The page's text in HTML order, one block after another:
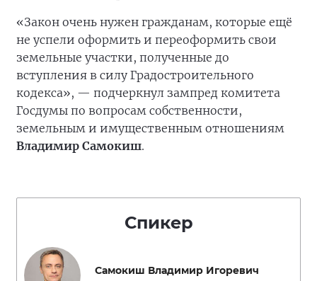
«Закон очень нужен гражданам, которые ещё
не успели оформить и переоформить свои
земельные участки, полученные до
вступления в силу Градостроительного
кодекса», — подчеркнул зампред комитета
Госдумы по вопросам собственности,
земельным и имущественным отношениям
Владимир Самокиш.
Спикер
Самокиш Владимир Игоревич